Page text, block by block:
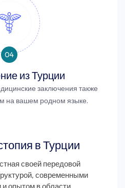
04
из Турции
заключения также
на вашем родном языке.
в Турции
своей передовой
современными